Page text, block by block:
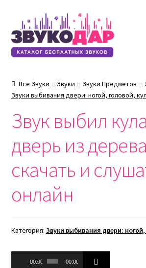
Перейти
к
навигации
Перейти
к
содержимому
Все Звуки Звуки Звуки Предметов
Звуки выбивания двери: ногой, головой,
Звук выбил
дверь из дерева
скачать и
онлайн
Категория: Звуки выбивания двери:
Аудиоплеер
00:00 00:00